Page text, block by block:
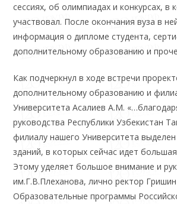
сессиях, об олимпиадах и конкурсах, в
участвовал. После окончания вуза в
информация о дипломе студента,
дополнительному образованию и
Как подчеркнул в ходе встречи
дополнительному образованию и
Университета Асалиев А.М.
руководства Республики Узбекистан
филиалу нашего Университета
зданий, в которых сейчас идет
Этому уделяет большое внимание и
им.Г.В.Плеханова, лично ректор
Образовательные программы